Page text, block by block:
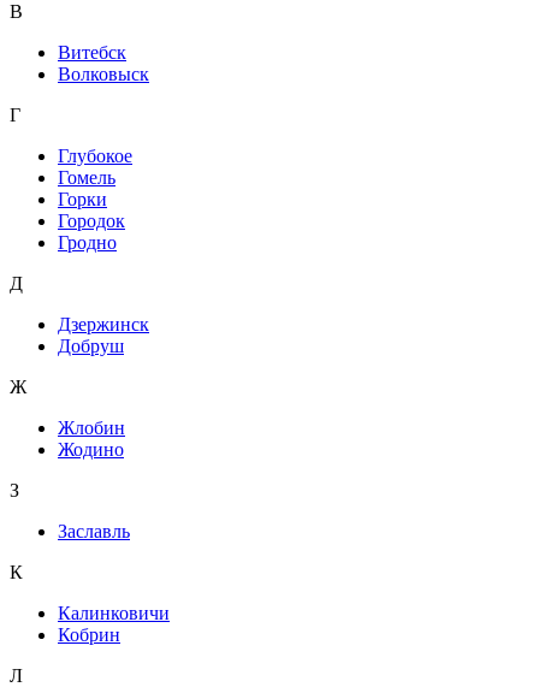
В
Витебск
Волковыск
Г
Глубокое
Гомель
Горки
Городок
Гродно
Д
Дзержинск
Добруш
Ж
Жлобин
Жодино
З
Заславль
К
Калинковичи
Кобрин
Л